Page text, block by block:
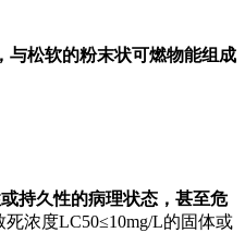
与松软的粉末状可燃物能组成
持久性的病理状态，甚至危
浓度LC50≤10mg/L的固体或